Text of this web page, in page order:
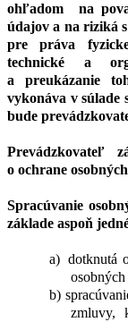
ohľadom na
údajov a na riziká
pre práva
technické a
a preukázanie
vykonáva v súlade
bude
Prevádzkovateľ
o ochrane
Spracúvanie
základe aspoň
a) dotknutá
b)
zmluvy,